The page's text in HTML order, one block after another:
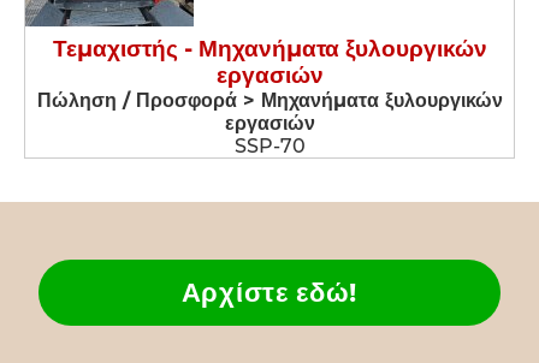
Τεμαχιστής - Μηχανήματα ξυλουργικών
εργασιών
Πώληση / Προσφορά > Μηχανήματα ξυλουργικών
εργασιών
SSP-70
Αρχίστε εδώ!